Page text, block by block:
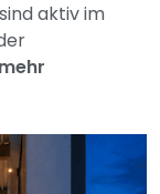
aktiv im
mehr